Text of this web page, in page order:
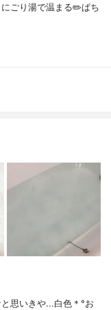
ごり湯で温まる✏️ぱち
思いきや...白色＊°お